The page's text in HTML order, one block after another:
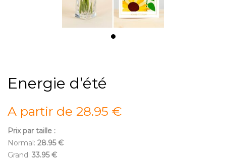
Energie d’été
A partir de 28.95 €
Prix par taille :
Normal: 28.95 €
Grand: 33.95 €